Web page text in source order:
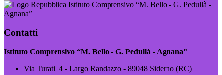
Istituto Comprensivo “M. Bello - G. Pedullà -
Agnana”
Contatti
Istituto Comprensivo “M. Bello - G. Pedullà - Agnana”
Via Turati, 4 - Largo Randazzo - 89048 Siderno (RC)